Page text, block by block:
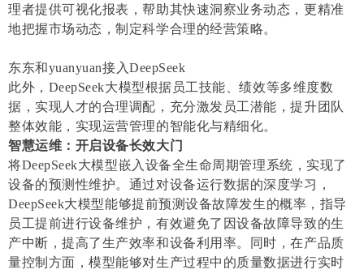
理者提供可视化报表，帮助其快速洞察业务动态，更精准
地把握市场动态，制定科学合理的经营策略。
东东和yuanyuan接入DeepSeek
此外，DeepSeek大模型根据员工技能、绩效等多维度数
据，实现人才的合理调配，充分激发员工潜能，提升团队
整体效能，实现运营管理的智能化与精细化。
智慧运维：开启设备长效大门
将DeepSeek大模型嵌入设备全生命周期管理系统，实现了
设备的预测性维护。通过对设备运行数据的深度学习，
DeepSeek大模型能够提前预测设备故障发生的概率，指导
员工提前进行设备维护，有效避免了因设备故障导致的生
产中断，提高了生产效率和设备利用率。同时，在产品质
量控制方面，模型能够对生产过程中的质量数据进行实时